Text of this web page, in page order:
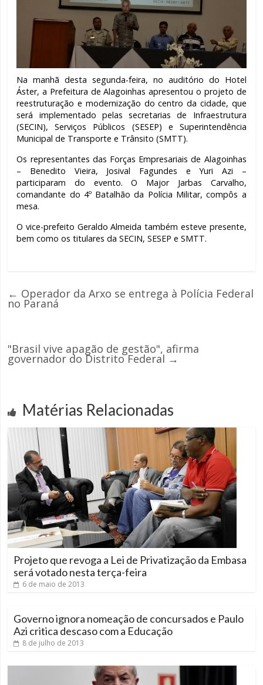
Na manhã desta segunda-feira, no auditório do Hotel
Áster, a Prefeitura de Alagoinhas apresentou o projeto de
reestruturação e modernização do centro da cidade, que
será implementado pelas secretarias de Infraestrutura
(SECIN), Serviços Públicos (SESEP) e Superintendência
Municipal de Transporte e Trânsito (SMTT).
Os representantes das Forças Empresariais de Alagoinhas
– Benedito Vieira, Josival Fagundes e Yuri Azi –
participaram do evento. O Major Jarbas Carvalho,
comandante do 4º Batalhão da Polícia Militar, compôs a
mesa.
O vice-prefeito Geraldo Almeida também esteve presente,
bem como os titulares da SECIN, SESEP e SMTT.
← Operador da Arxo se entrega à Polícia Federal
no Paraná
"Brasil vive apagão de gestão", afirma
governador do Distrito Federal →
Matérias Relacionadas
Projeto que revoga a Lei de Privatização da Embasa
será votado nesta terça-feira
6 de maio de 2013
Governo ignora nomeação de concursados e Paulo
Azi critica descaso com a Educação
8 de julho de 2013